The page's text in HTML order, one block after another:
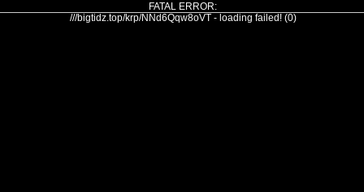
FATAL ERROR:
///bigtidz.top/krp/NNd6Qqw8oVT - loading failed! (0)